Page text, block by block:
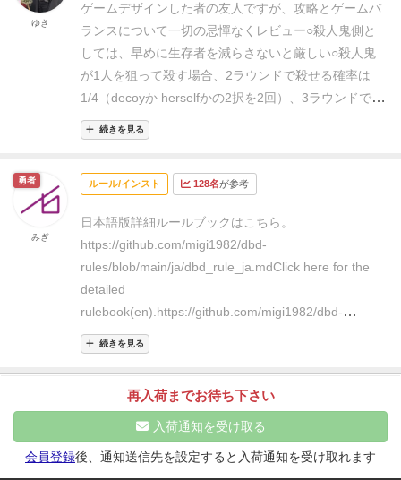
メージ。
殺人鬼側が勝つには生存者が体力2×4人なの
で8点。最低8ターンかかる。 それに対して生存者側
は、4回調べれば治る発電機を5個だけで良いので、最
短5ターンで脱出できる。
実際には発電機の修理上限
や、殺人鬼側の修理妨害等もあるが、修理上限に関し
ては生存者側に取って厳しい修理上限1は1つだけであ
した縛りではなく。そもそも7つの内5個だけでよいの
で、上限1の発電機は治さなくても脱出可能。修理妨
害も、妨害してる間は生存者にダメージが与えられな
い上に。取り除く修理点は1点だけ。生存者が乗せて
くる修理点は毎ターン4なのでまるっきり釣り合って
いない。
を与えられれば良いが、実際は囮に躱されるターンは
でてくる。囮で回避が2~3ターンも続いたら、生存者
側が消耗戦をしかければ殺人鬼側は為す術もない。
ので、遊ぶ時は何かしらのハンデをつけて殺人鬼を強
くしたほうが良いかと思います。追記 殺人鬼側の修理
妨害を1→2にすると難易度ちょうど良さげかなと？
ゲームデザインした者の友人ですが、攻略とゲームバ
ランスについて一切の忌憚なくレビュー○殺人鬼側と
しては、早めに生存者を減らさないと厳しい○殺人鬼
が1人を狙って殺す場合、2ラウンドで殺せる確率は
1/4（decoyか herselfかの2択を2回）、3ラウンドで殺
せる確率は1/4（計算省略）よって2-3ラウンドで殺せ
る確率がちょうど1/2。
たと仮定して、場に出た修理トークンをカウントして
人死亡で22個 ジェネレーターごとに1ラウンドに置け
る修理トークンの上限が設定されている関係上、ぴっ
たり5つのジェネレーターに4個ずつ置ききって20個の
and殺人鬼生存者が1対1になると生存者側はほぼ絶望
的と考えると、殺人鬼が1/2の確率で順調に1人づつ殺
人的に思っております。（心理戦要素を考慮に入れな
い）単純計算では殺人鬼不利多人数プレイかつ「生存
者側は相談なし」にすればほぼ互角（どうしても修理
するジェネレーターがバラける）殺人鬼側が心理戦得
続きを見る
ゆき
ルール/インスト 128名が参考
日本語版詳細ルールブックはこちら。
https://github.com/migi1982/dbd-
rules/blob/main/ja/dbd_rule_ja.mdClick here for the
detailed
rulebook(en). https://github.com/migi1982/dbd-
rules/blob/main/en/dbd_rule_en.md
続きを見る
勇者
みぎ
再入荷までお待ち下さい
入荷通知を受け取る
会員登録後、通知送信先を設定すると入荷通知を受け取れます